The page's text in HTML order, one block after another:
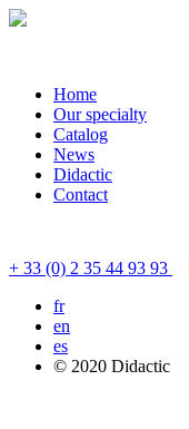
Home
Our specialty
Catalog
News
Didactic
Contact
+ 33 (0) 2 35 44 93 93
fr
en
es
© 2020 Didactic